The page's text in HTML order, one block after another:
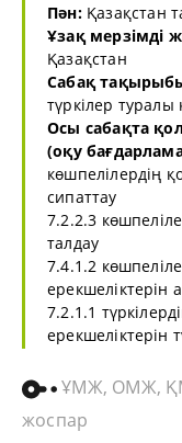
Пән:Қазақстан
Ұзақ мерзімді
Қазақстан
Сабақ
түркілер туралы
Осы сабақта
(оқу
көшпелілердің
сипаттау
7.2.2.3
талдау
7.4.1.2
ерекшеліктерін
7.2.1.1
ерекшеліктерін
ҰМЖ, ОМЖ,
жоспар